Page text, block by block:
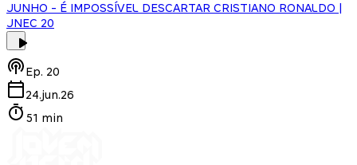
JUNHO - É IMPOSSÍVEL DESCARTAR CRISTIANO RONALDO |
JNEC 20
Ep. 20
24.jun.26
51 min